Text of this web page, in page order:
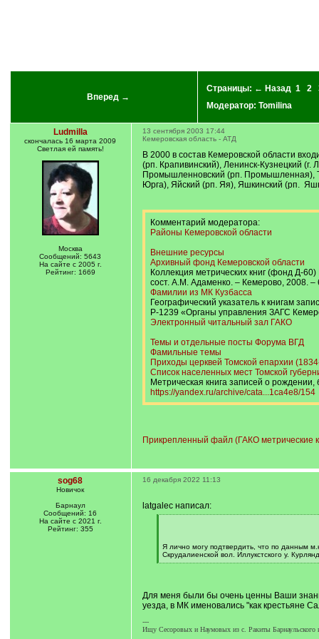
Вперед →
Страницы: ← Назад 1 2
Модератор: Tomilina
Ludmilla
скончалась 16 марта 2009
Светлая ей память!
Москва
Сообщений: 5643
На сайте с 2005 г.
Рейтинг: 1669
13 сентября 2003 17:44
Кемеровская область - АТД
В 2000 в состав Кемеровской области
(рп. Крапивинский), Ленинск-Кузнецкий (г.
Промышленновский (рп. Промышленная),
Юрга), Яйский (рп. Яя), Яшкинский (рп.
Комментарий модератора:
Районы Кемеровской области
Внешние ресурсы
Архивный фонд Кемеровской области
Коллекция метрических книг (фонд Д-
сост. А.М. Адаменко. – Кемерово, 2008. –
Фамилии из МК Кузбасса
Географический указатель к книгам
Р-1239 «Органы управления ЗАГС
Электронный читальный зал ГАКО
Темы и отдельные посты Форума ВГД
Фамильные темы
Приходы церквей Томской епархии
Список населенных мест Томской
Метрическая книга записей о рождении,
https://yandex.ru/archive/cata...1ca4e8/154
Прикрепленный файл (ГАКО метрические
sog68
Новичок
Барнаул
Сообщений: 16
На сайте с 2021 г.
Рейтинг: 355
16 декабря 2022 11:13
latgalec написал:
Я лично могу подтвердить, что по данным
Скрудалиенской вол. Иллукстского у.
[
Для меня были бы очень ценны Ваши
уезда, в МК именовались "как крестьяне
---
Ищу Сесоровых и Наумовых из с. Ракиты Барнаульского